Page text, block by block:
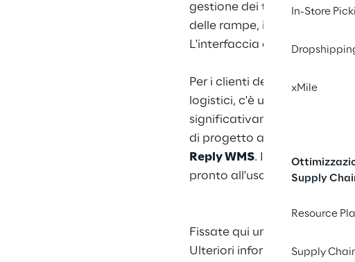
In-Store
xMile
Supply
Resource
Supply
gestione dei trasporti e
delle rampe, include anche
L'interfaccia di gestione
Per i clienti del commercio
logistici, c'è un'interessante
significativamente i rischi
di progetto altamente agile
Reply WMS. Il go-live
pronto all'uso fin dal primo
Fissatequi un
Ulteriori informazioni su